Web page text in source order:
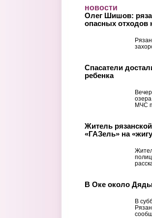
новости
Олег Шишов:
опасных отходов
Спасатели
ребенка
МЧС
Житель
«ГАЗель» на
В Оке около
В